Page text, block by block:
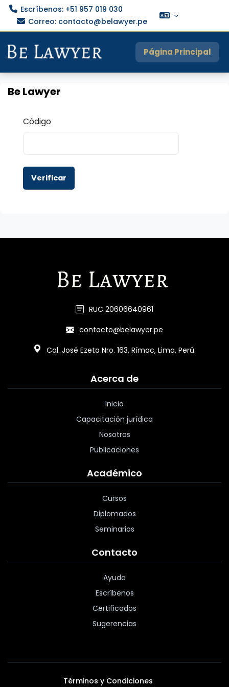
Escríbenos: +51 957 019 030
Correo: contacto@belawyer.pe
Página Principal
Be Lawyer
Código
RUC 20606640961
contacto@belawyer.pe
Cal. José Ezeta Nro. 163, Rímac, Lima, Perú.
Acerca de
Inicio
Capacitación jurídica
Nosotros
Publicaciones
Académico
Cursos
Diplomados
Seminarios
Contacto
Ayuda
Escríbenos
Certificados
Sugerencias
Términos y Condiciones